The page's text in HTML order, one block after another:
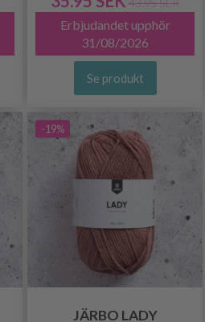
43.95 SEK
Erbjudandet upphör
31/08/2026
Se produkt
-19%
JÄRBO LADY